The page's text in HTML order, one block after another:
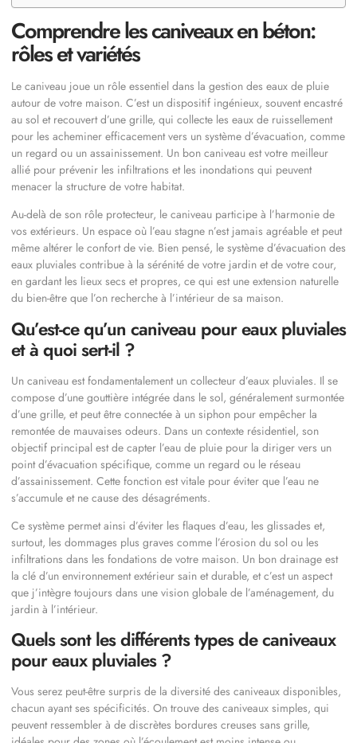
Comprendre les caniveaux en béton:
rôles et variétés
Le caniveau joue un rôle essentiel dans la gestion des eaux de pluie
autour de votre maison. C’est un dispositif ingénieux, souvent encastré
au sol et recouvert d’une grille, qui collecte les eaux de ruissellement
pour les acheminer efficacement vers un système d’évacuation, comme
un regard ou un assainissement. Un bon caniveau est votre meilleur
allié pour prévenir les infiltrations et les inondations qui peuvent
menacer la structure de votre habitat.
Au-delà de son rôle protecteur, le caniveau participe à l’harmonie de
vos extérieurs. Un espace où l’eau stagne n’est jamais agréable et peut
même altérer le confort de vie. Bien pensé, le système d’évacuation des
eaux pluviales contribue à la sérénité de votre jardin et de votre cour,
en gardant les lieux secs et propres, ce qui est une extension naturelle
du bien-être que l’on recherche à l’intérieur de sa maison.
Qu’est-ce qu’un caniveau pour eaux pluviales
et à quoi sert-il ?
Un caniveau est fondamentalement un collecteur d’eaux pluviales. Il se
compose d’une gouttière intégrée dans le sol, généralement surmontée
d’une grille, et peut être connectée à un siphon pour empêcher la
remontée de mauvaises odeurs. Dans un contexte résidentiel, son
objectif principal est de capter l’eau de pluie pour la diriger vers un
point d’évacuation spécifique, comme un regard ou le réseau
d’assainissement. Cette fonction est vitale pour éviter que l’eau ne
s’accumule et ne cause des désagréments.
Ce système permet ainsi d’éviter les flaques d’eau, les glissades et,
surtout, les dommages plus graves comme l’érosion du sol ou les
infiltrations dans les fondations de votre maison. Un bon drainage est
la clé d’un environnement extérieur sain et durable, et c’est un aspect
que j’intègre toujours dans une vision globale de l’aménagement, du
jardin à l’intérieur.
Quels sont les différents types de caniveaux
pour eaux pluviales ?
Vous serez peut-être surpris de la diversité des caniveaux disponibles,
chacun ayant ses spécificités. On trouve des caniveaux simples, qui
peuvent ressembler à de discrètes bordures creuses sans grille,